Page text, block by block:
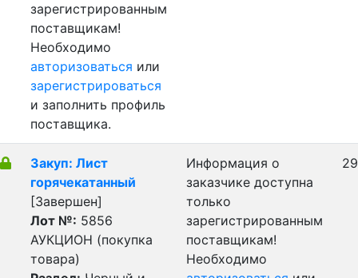
зарегистрированным
поставщикам!
Необходимо
авторизоваться или
зарегистрироваться
и заполнить профиль
поставщика.
Закуп: Лист
горячекатанный
[Завершен]
Лот №: 5856
АУКЦИОН (покупка
товара)
Информация о
заказчике доступна
только
зарегистрированным
поставщикам!
Необходимо